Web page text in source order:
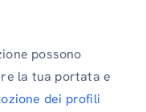
possono
la tua portata e
dei profili